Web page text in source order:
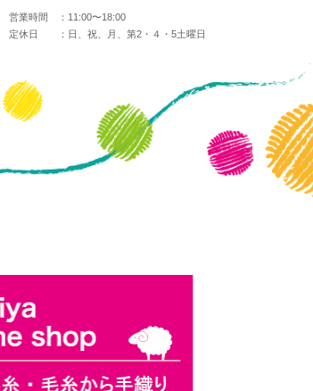
営業時間 ： 11:00〜18:00
定休日 ： 日、祝、月、第2・４・5土曜日